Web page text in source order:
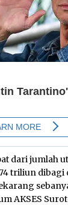
dari jumlah
triliun
AKSES